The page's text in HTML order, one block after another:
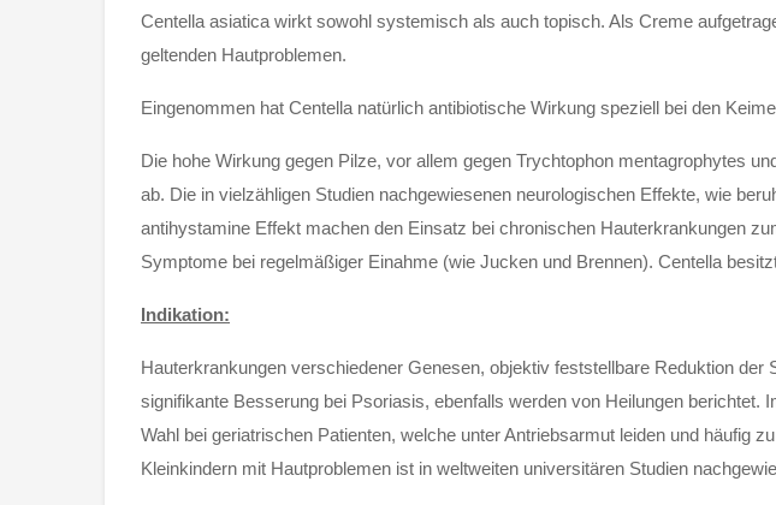
Centella asiatica wirkt sowohl systemisch als auch topisch. Als Creme
geltenden Hautproblemen.
Eingenommen hat Centella natürlich antibiotische Wirkung speziell bei den
Die hohe Wirkung gegen Pilze, vor allem gegen Trychtophon mentagrophytes
ab. Die in vielzähligen Studien nachgewiesenen neurologischen Effekte, wie
antihystamine Effekt machen den Einsatz bei chronischen Hauterkrankungen
Symptome bei regelmäßiger Einahme (wie Jucken und Brennen). Centella
Indikation:
Hauterkrankungen verschiedener Genesen, objektiv feststellbare Reduktion
signifikante Besserung bei Psoriasis, ebenfalls werden von Heilungen
Wahl bei geriatrischen Patienten, welche unter Antriebsarmut leiden und häufig
Kleinkindern mit Hautproblemen ist in weltweiten universitären Studien